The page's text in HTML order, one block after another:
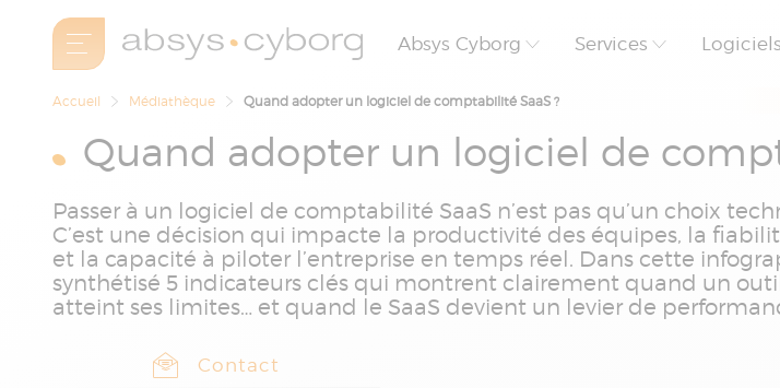
Absys Cyborg Services Logiciels
Accueil Médiathèque Quand adopter un logiciel de comptabilité SaaS ?
Quand adopter un logiciel de
Passer à un logiciel de comptabilité SaaS n’est pas qu’un choix
C’est une décision qui impacte la productivité des équipes, la
et la capacité à piloter l’entreprise en temps réel. Dans cette
synthétisé 5 indicateurs clés qui montrent clairement quand un
atteint ses limites… et quand le SaaS devient un levier de
Contact